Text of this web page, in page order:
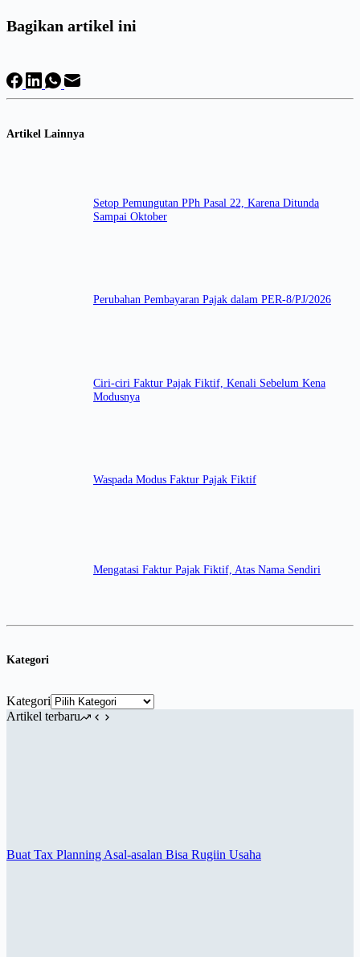
Bagikan artikel ini
Artikel Lainnya
Setop Pemungutan PPh Pasal 22, Karena Ditunda
Sampai Oktober
Perubahan Pembayaran Pajak dalam PER-8/PJ/2026
Ciri-ciri Faktur Pajak Fiktif, Kenali Sebelum Kena
Modusnya
Waspada Modus Faktur Pajak Fiktif
Mengatasi Faktur Pajak Fiktif, Atas Nama Sendiri
Kategori
Kategori
Artikel terbaru
Buat Tax Planning Asal-asalan Bisa Rugiin Usaha